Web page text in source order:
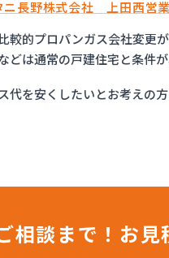
ニ長野株式会社 上田西営
ニ長野株式会社 長野営業
・ガスセンター長野
ット佐久
総備
ン株式会社 長野南支店
ン株式会社 松本支店
ン株式会社 上田支店
較的プロパンガス会社変更
どは通常の戸建住宅と条件
代を安くしたいとお考えの
相談まで！ お見